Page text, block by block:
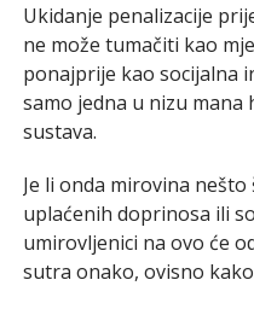
Ukidanje penalizacije
ne može tumačiti kao
ponajprije kao socijalna
samo jedna u nizu
sustava.
Je li onda mirovina
uplaćenih doprinosa ili
umirovljenici na ovo će
sutra onako, ovisno